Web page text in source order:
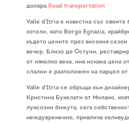
долара. Road transportation
Valle d’Itria е известна със своите
хотели, като Borgo Egnazia,
където цените през високия сезон
вечер. Близо до Остуни,
от няколко века, има искана цена
спални е разположен на парцел от
Valle d’Itria се обръща към
Кристина Букелати от Милано,
луксозни бижута, сега
междувременно, привлича